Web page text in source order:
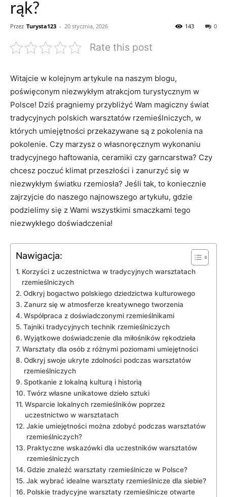
rąk?
Przez Turysta123 - 20 stycznia, 2026 0
143
Rate this post
Witajcie w kolejnym artykule na naszym blogu,
poświęconym niezwykłym atrakcjom turystycznym w
Polsce! Dziś pragniemy przybliżyć ⁢Wam magiczny świat
tradycyjnych‌ polskich warsztatów rzemieślniczych, ‌w
których umiejętności przekazywane są z pokolenia‍ na
pokolenie. Czy marzysz o własnoręcznym ‌wykonaniu
tradycyjnego haftowania, ceramiki czy garncarstwa? Czy
chcesz poczuć klimat przeszłości ‌i zanurzyć się w
niezwykłym światku rzemiosła?‌ Jeśli tak, to koniecznie
zajrzyjcie do naszego najnowszego artykułu,⁣ gdzie
podzielimy ⁣się z ⁢Wami‍ wszystkimi smaczkami tego
niezwykłego doświadczenia!
Nawigacja:
Korzyści z uczestnictwa w tradycyjnych warsztatach
rzemieślniczych
Odkryj bogactwo polskiego dziedzictwa kulturowego
Zanurz się w atmosferze kreatywnego tworzenia
Współpraca z doświadczonymi ​rzemieślnikami
Tajniki tradycyjnych technik rzemieślniczych
Wyjątkowe doświadczenie dla miłośników ‌rękodzieła
Warsztaty dla ⁤osób z różnymi poziomami umiejętności
Odkryj swoje ukryte zdolności podczas warsztatów
rzemieślniczych
Spotkanie z lokalną‌ kulturą i historią
Twórz własne unikatowe dzieło sztuki
Wsparcie lokalnych rzemieślników ⁢poprzez
uczestnictwo w warsztatach
Jakie umiejętności można zdobyć podczas‍ warsztatów
rzemieślniczych?
Praktyczne‌ wskazówki ‍dla‌ uczestników warsztatów
rzemieślniczych
Gdzie znaleźć warsztaty rzemieślnicze ‌w Polsce?
Jak ⁣wybrać idealne warsztaty rzemieślnicze dla siebie?
Polskie tradycyjne warsztaty rzemieślnicze otwarte